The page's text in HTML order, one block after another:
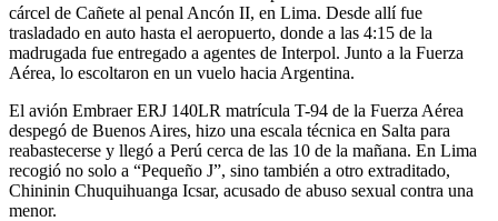
cárcel de Cañete al penal Ancón II, en Lima. Desde allí fue
trasladado en auto hasta el aeropuerto, donde a las 4:15 de la
madrugada fue entregado a agentes de Interpol. Junto a la Fuerza
Aérea, lo escoltaron en un vuelo hacia Argentina.
El avión Embraer ERJ 140LR matrícula T-94 de la Fuerza Aérea
despegó de Buenos Aires, hizo una escala técnica en Salta para
reabastecerse y llegó a Perú cerca de las 10 de la mañana. En Lima
recogió no solo a “Pequeño J”, sino también a otro extraditado,
Chininin Chuquihuanga Icsar, acusado de abuso sexual contra una
menor.